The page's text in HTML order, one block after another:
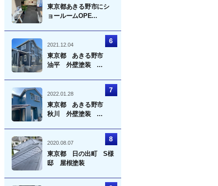
東京都あきる野市にシ
ョールームOPE...
2021.12.04
東京都 あきる野市
油平 外壁塗装 ...
2022.01.28
東京都 あきる野市
秋川 外壁塗装 ...
2020.08.07
東京都 日の出町 S様
邸 屋根塗装